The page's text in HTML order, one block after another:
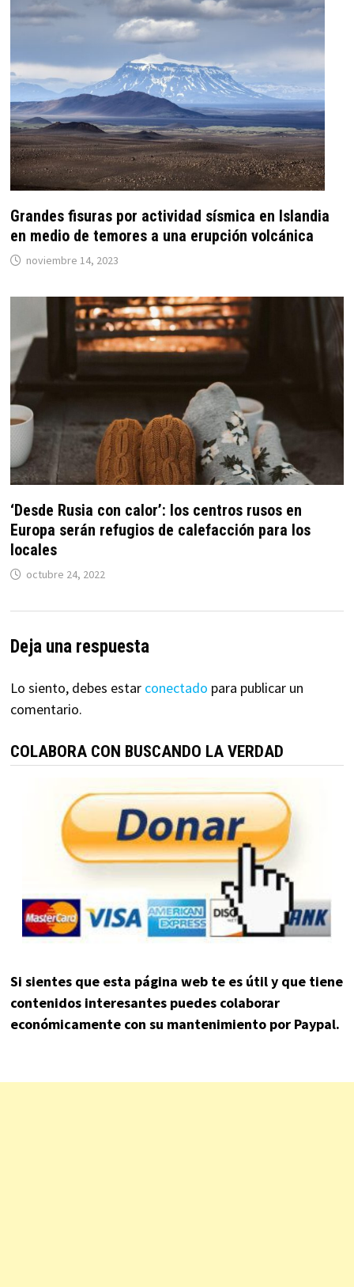
Grandes fisuras por actividad sísmica en Islandia
en medio de temores a una erupción volcánica
noviembre 14, 2023
‘Desde Rusia con calor’: los centros rusos en
Europa serán refugios de calefacción para los
locales
octubre 24, 2022
Deja una respuesta
Lo siento, debes estar conectado para publicar un
comentario.
COLABORA CON BUSCANDO LA VERDAD
Si sientes que esta página web te es útil y que tiene
contenidos interesantes puedes colaborar
económicamente con su mantenimiento por Paypal.